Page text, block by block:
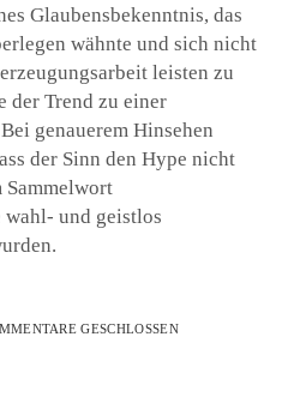
Glaubensbekenntnis, das
wähnte und sich nicht
leisten zu
der Trend zu einer
genauerem Hinsehen
der Sinn den Hype nicht
Sammelwort
und geistlos
GESCHLOSSEN